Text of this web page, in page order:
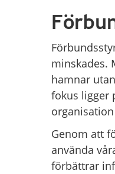
minskades.
hamnar
fokus ligger
Genom att
använda
förbättrar